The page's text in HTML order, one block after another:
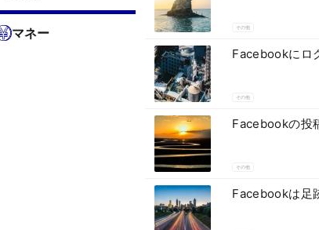
マネー その他
Facebookにロ
その他
Facebookの投
その他
Facebookは足